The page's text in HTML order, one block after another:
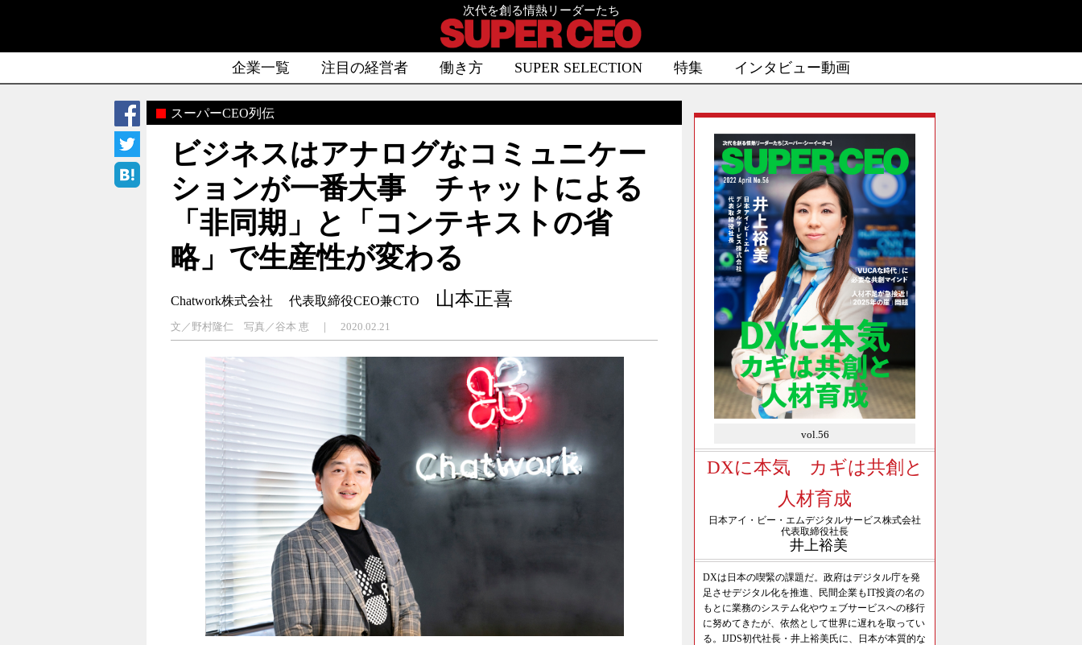
次代を創る情熱リーダーたち
企業一覧 注目の経営者 働き方 SUPER SELECTION 特集 インタビュー動画
スーパーCEO列伝
ビジネスはアナログなコミュニケー
ションが一番大事 チャットによる
「非同期」と「コンテキストの省
略」で生産性が変わる
Chatwork株式会社 代表取締役CEO兼CTO 山本正喜
文／野村隆仁 写真／谷本 恵 ｜ 2020.02.21
vol.56
DXに本気 カギは共創と
人材育成
日本アイ・ビー・エムデジタルサービス株式会社
代表取締役社長
井上裕美
DXは日本の喫緊の課題だ。政府はデジタル庁を発
足させデジタル化を推進、民間企業もIT投資の名の
もとに業務のシステム化やウェブサービスへの移行
に努めてきたが、依然として世界に遅れを取ってい
る。IJDS初代社長・井上裕美氏に、日本が本質的な